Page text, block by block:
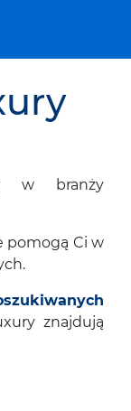
w branży
pomogą Ci w
znajdują